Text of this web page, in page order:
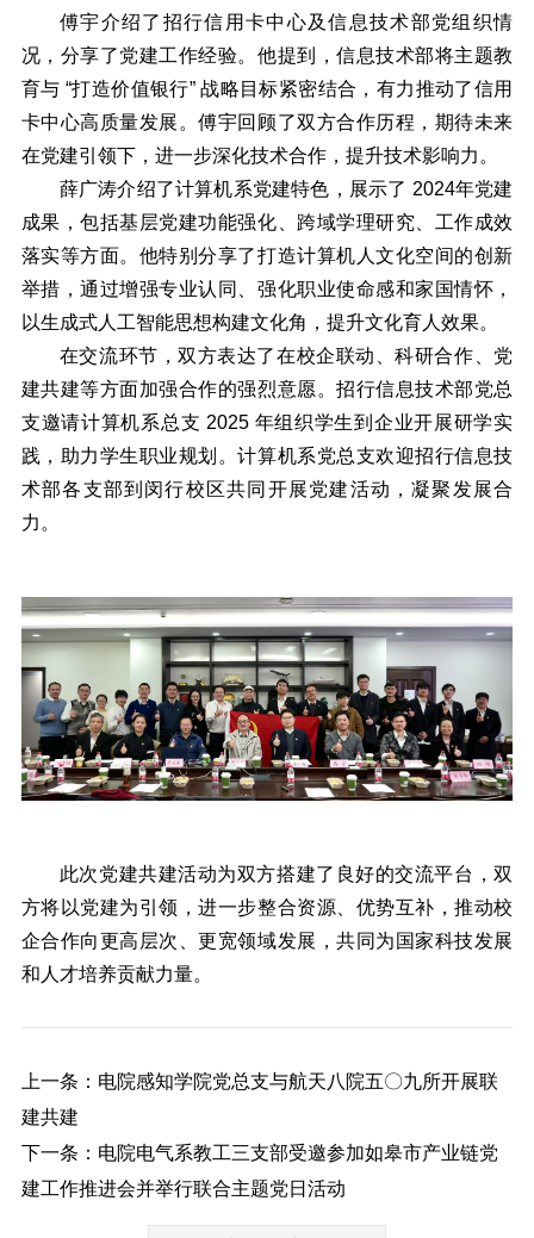
傅宇介绍了招行信用卡中心及信息技术部党组织情
况，分享了党建工作经验。他提到，信息技术部将主题教
育与 “打造价值银行” 战略目标紧密结合，有力推动了信用
卡中心高质量发展。傅宇回顾了双方合作历程，期待未来
在党建引领下，进一步深化技术合作，提升技术影响力。
薛广涛介绍了计算机系党建特色，展示了 2024年党建
成果，包括基层党建功能强化、跨域学理研究、工作成效
落实等方面。他特别分享了打造计算机人文化空间的创新
举措，通过增强专业认同、强化职业使命感和家国情怀，
以生成式人工智能思想构建文化角，提升文化育人效果。
在交流环节，双方表达了在校企联动、科研合作、党
建共建等方面加强合作的强烈意愿。招行信息技术部党总
支邀请计算机系总支 2025 年组织学生到企业开展研学实
践，助力学生职业规划。计算机系党总支欢迎招行信息技
术部各支部到闵行校区共同开展党建活动，凝聚发展合
力。
此次党建共建活动为双方搭建了良好的交流平台，双
方将以党建为引领，进一步整合资源、优势互补，推动校
企合作向更高层次、更宽领域发展，共同为国家科技发展
和人才培养贡献力量。
上一条：电院感知学院党总支与航天八院五〇九所开展联
建共建
下一条：电院电气系教工三支部受邀参加如皋市产业链党
建工作推进会并举行联合主题党日活动